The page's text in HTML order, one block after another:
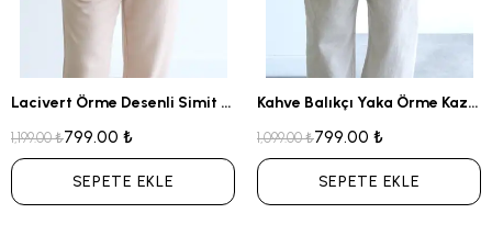
Lacivert Örme Desenli Simit Yaka Kazak
1,199.00 ₺799.00 ₺
SEPETE EKLE
Kahve Balıkçı Yaka Örme Kazak
1,099.00 ₺799.00 ₺
SEPETE EKLE